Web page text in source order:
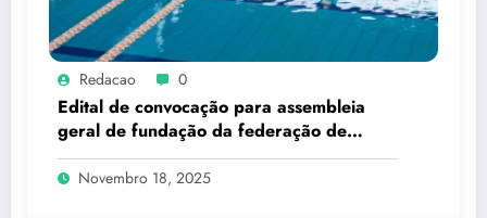
Redacao 0
Edital de convocação para assembleia
geral de fundação da federação de
esportes subaquáticos do estado do rio
de janeiro – FESARJ
Novembro 18, 2025